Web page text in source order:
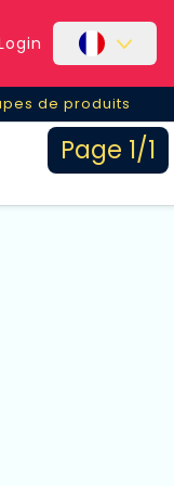
de produits
Page 1/1